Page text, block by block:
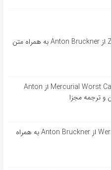
آهنگ آلمانی Zerrissen از Anton Bruckner به همراه متن
آهنگ آلمانی Mercurial Worst Case Band از Anton
آهنگ آلمانی Wer wir sind از Anton Bruckner به همراه